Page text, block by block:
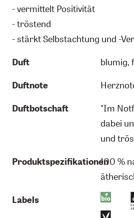
- vermittelt Positivität
- tröstend
- stärkt Selbstachtung und -
Duft
blumig,
Duftnote
Duftbotschaft
"Im
dabei
und
Produktspezifikationen100 %
Labels